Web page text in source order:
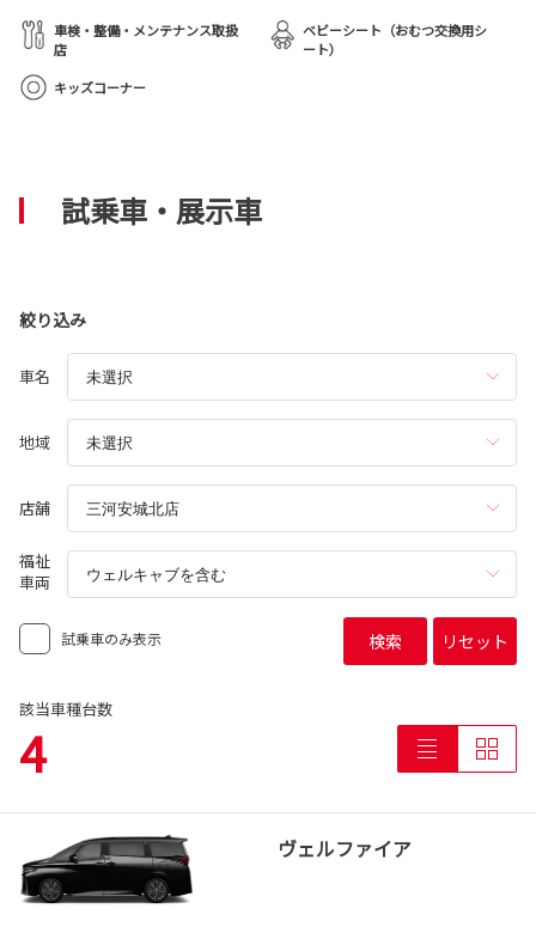
車検・整備・メンテナンス取扱
店
ベビーシート（おむつ交換用シ
ート）
キッズコーナー
試乗車・展示車
絞り込み
車名
地域
店舗
福祉
車両
試乗車のみ表示 検索 リセット
該当車種台数
4
ヴェルファイア